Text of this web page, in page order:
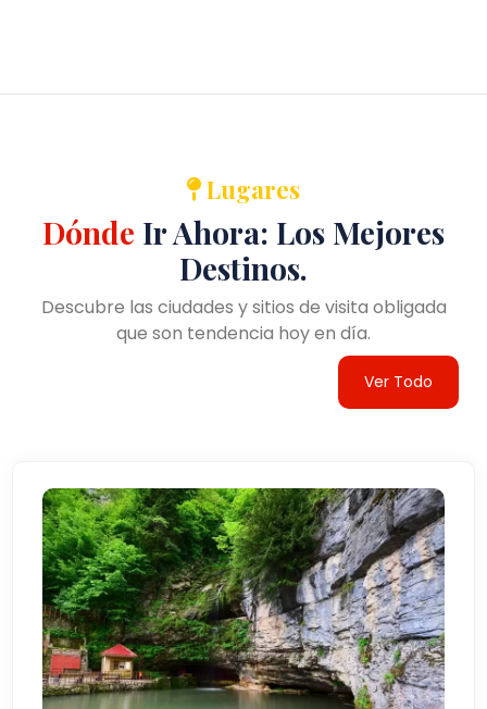
Lugares
Dónde Ir Ahora: Los Mejores
Destinos.
Descubre las ciudades y sitios de visita obligada
que son tendencia hoy en día.
Ver Todo